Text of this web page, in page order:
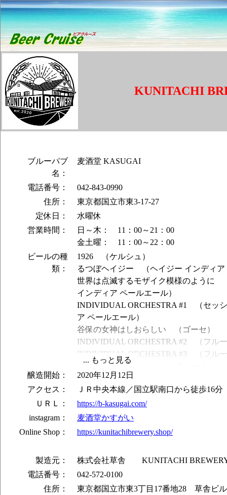
KUNITACHI
ブルーパブ
名：
麦酒堂 KASUGAI
電話番号：
042-843-0990
住所：
東京都国立市東3-17-27
定休日：
水曜休
営業時間：
日～木： 11：00～21：00
金土曜： 11：00～22：00
ビールの種
類：
1926 （ケルシュ）
るつぼヘイジー （ヘイジー インディア
世界は点滅するモザイク模様のように
インディア ペールエール）
INDIVIDUAL ORCHESTRA #1 （セッ
ア ペールエール）
谷保の女神はしおらしい （ゴーセ）
INDIVIDUAL ORCHESTRA #2 （フル
INDIVIDUAL ORCHESTRA #3 （フル
みるいゆず （ベルジャン ウィート）
富士見通りStruttin' （ウエストコースト
ル）
あなたが花束 （セゾン）
鳥たちは峡谷に歌う （オーディナリー
春のあわい （セゾン）
ル）
明けない夜はない （セッションエール
INDIVIDUAL ORCHESTRA #4 （ベル
醸造開始：
2020年12月12日
アクセス：
ＪＲ中央本線／国立駅南口から徒歩16分
ＵＲＬ：
https://b-kasugai.com/
instagram：
麦酒堂かすがい
Online Shop：
https://kunitachibrewery.shop/
製造元：
株式会社草舎 KUNITACHI
電話番号：
042-572-0100
住所：
東京都国立市東3丁目17番地28 草舎ビ